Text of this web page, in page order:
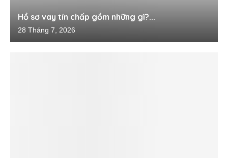
Hồ sơ vay tín chấp gồm những gì?...
28 Tháng 7, 2026